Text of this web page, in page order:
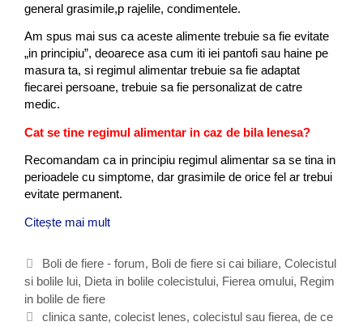
general grasimile,p rajelile, condimentele.
Am spus mai sus ca aceste alimente trebuie sa fie evitate
„in principiu”, deoarece asa cum iti iei pantofi sau haine pe
masura ta, si regimul alimentar trebuie sa fie adaptat
fiecarei persoane, trebuie sa fie personalizat de catre
medic.
Cat se tine regimul alimentar in caz de bila lenesa?
Recomandam ca in principiu regimul alimentar sa se tina in
perioadele cu simptome, dar grasimile de orice fel ar trebui
evitate permanent.
Citește mai mult
g
m
C
a
t
e
Boli de fiere - forum, Boli de fiere si cai biliare, Colecistul
si bolile lui, Dieta in bolile colecistului, Fierea omului, Regim
in bolile de fiere
E
clinica sante, colecist lenes, colecistul sau fierea, de ce